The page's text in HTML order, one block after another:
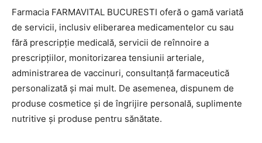
Farmacia FARMAVITAL BUCURESTI oferă o gamă variată
de servicii, inclusiv eliberarea medicamentelor cu sau
fără prescripție medicală, servicii de reînnoire a
prescripțiilor, monitorizarea tensiunii arteriale,
administrarea de vaccinuri, consultanță farmaceutică
personalizată și mai mult. De asemenea, dispunem de
produse cosmetice și de îngrijire personală, suplimente
nutritive și produse pentru sănătate.